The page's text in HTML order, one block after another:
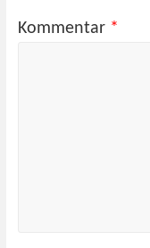
Kommentar *